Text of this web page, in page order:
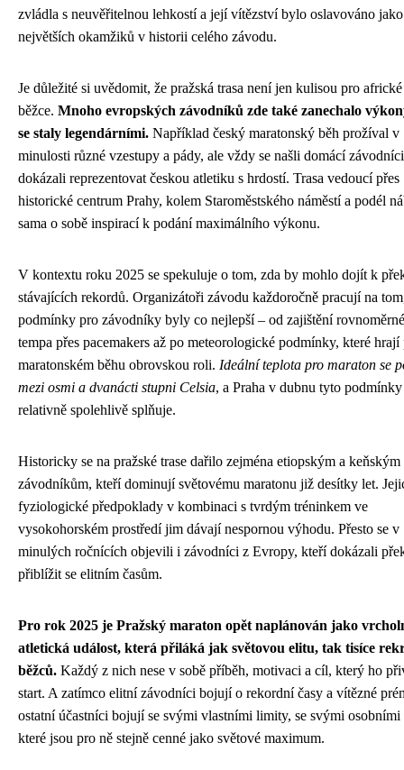
zvládla s neuvěřitelnou lehkostí a její vítězství bylo oslavováno
největších okamžiků v historii celého závodu.
Je důležité si uvědomit, že pražská trasa není jen kulisou pro
běžce. Mnoho evropských závodníků zde také zanechalo
se staly legendárními. Například český maratonský běh prožíval v
minulosti různé vzestupy a pády, ale vždy se našli domácí
dokázali reprezentovat českou atletiku s hrdostí. Trasa vedoucí přes
historické centrum Prahy, kolem Staroměstského náměstí a podél
sama o sobě inspirací k podání maximálního výkonu.
V kontextu roku 2025 se spekuluje o tom, zda by mohlo dojít k
stávajících rekordů. Organizátoři závodu každoročně pracují na
podmínky pro závodníky byly co nejlepší – od zajištění
tempa přes pacemakers až po meteorologické podmínky, které hrají
maratonském běhu obrovskou roli. Ideální teplota pro maraton se
mezi osmi a dvanácti stupni Celsia, a Praha v dubnu tyto podmínky
relativně spolehlivě splňuje.
Historicky se na pražské trase dařilo zejména etiopským a keňským
závodníkům, kteří dominují světovému maratonu již desítky let.
fyziologické předpoklady v kombinaci s tvrdým tréninkem ve
vysokohorském prostředí jim dávají nespornou výhodu. Přesto se v
minulých ročnících objevili i závodníci z Evropy, kteří dokázali
přiblížit se elitním časům.
Pro rok 2025 je Pražský maraton opět naplánován jako
atletická událost, která přiláká jak světovou elitu, tak tisíce
běžců. Každý z nich nese v sobě příběh, motivaci a cíl, který ho
start. A zatímco elitní závodníci bojují o rekordní časy a vítězné
ostatní účastníci bojují se svými vlastními limity, se svými osobními
které jsou pro ně stejně cenné jako světové maximum.